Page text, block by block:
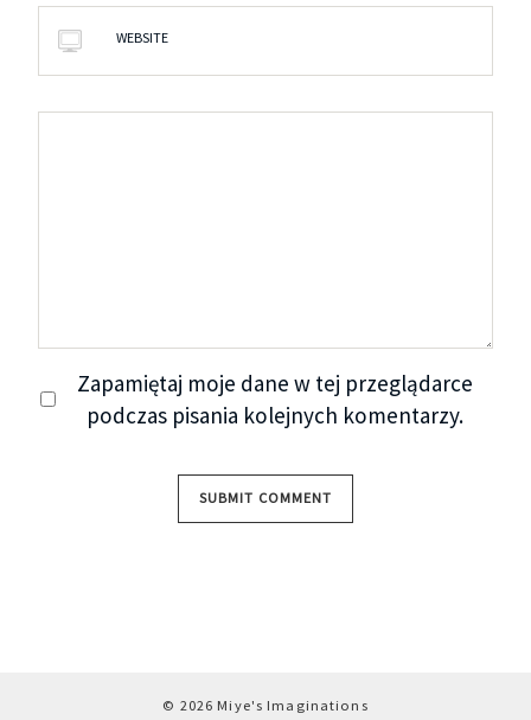
WEBSITE
Zapamiętaj moje dane w tej przeglądarce
podczas pisania kolejnych komentarzy.
© 2026 Miye's Imaginations